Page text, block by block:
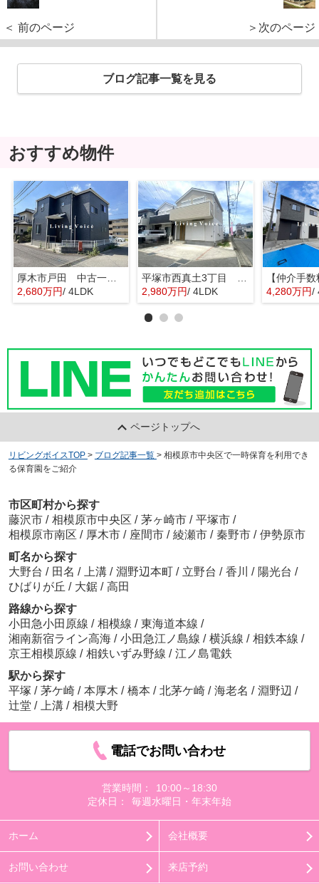
＜ 前のページ ＞次のページ
ブログ記事一覧を見る
おすすめ物件
厚木市戸田 中古一戸建て
2,680万円/ 4LDK
2,980万円/ 4LDK 4,280万円/
ページトップへ
リビングボイスTOP > ブログ記事一覧 > 相模原市中央区で一時保育を利用でき
る保育園をご紹介
市区町村から探す
藤沢市 / 相模原市中央区 / 茅ヶ崎市 / 平塚市 /
相模原市南区 / 厚木市 / 座間市 / 綾瀬市 / 秦野市 / 伊勢原市
町名から探す
大野台 / 田名 / 上溝 / 淵野辺本町 / 立野台 / 香川 / 陽光台 /
ひばりが丘 / 大鋸 / 高田
路線から探す
小田急小田原線 / 相模線 / 東海道本線 /
湘南新宿ライン高海 / 小田急江ノ島線 / 横浜線 / 相鉄本線 /
京王相模原線 / 相鉄いずみ野線 / 江ノ島電鉄
駅から探す
平塚 / 茅ケ崎 / 本厚木 / 橋本 / 北茅ケ崎 / 海老名 / 淵野辺 /
辻堂 / 上溝 / 相模大野
電話でお問い合わせ
営業時間：
10:00～18:30
定休日：
毎週水曜日・年末年始
ホーム 会社概要
お問い合わせ 来店予約